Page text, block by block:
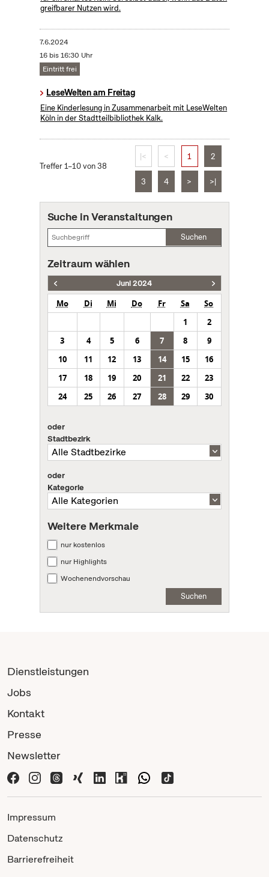
greifbarer Nutzen wird.
7.6.2024
16 bis 16:30 Uhr
Eintritt frei
LeseWelten am Freitag
Eine Kinderlesung in Zusammenarbeit mit LeseWelten
Köln in der Stadtteilbibliothek Kalk.
Treffer 1–10 von 38
|< < 1 2
3 4 > >|
Suche in Veranstaltungen
Suchen
Zeitraum wählen
Juni 2024
Mo Di Mi Do Fr Sa
So
1
2
3
4 5 6 7 8
9
10
11 12 13 14 15
16
17
18 19 20 21 22
23
24
25 26 27 28 29 30
oder
Stadtbezirk
oder
Kategorie
Weitere Merkmale
nur kostenlos
nur Highlights
Wochenendvorschau
Suchen
Dienstleistungen
Jobs
Kontakt
Presse
Newsletter
Impressum
Datenschutz
Barrierefreiheit